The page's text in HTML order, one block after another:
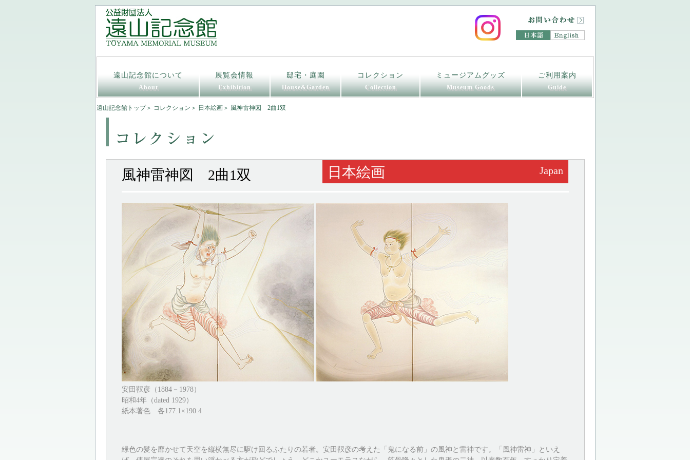
遠山記念館について
About
展覧会情報
Exhibition
邸宅・庭園
House&Garden
コレクション
Collection
ミュージアムグッズ
Museum Goods
ご利用案内
Guide
遠山記念館トップ＞ コレクション ＞ 日本絵画＞ 風神雷神図 2曲1双
風神雷神図 2曲1双 日本絵画 Japan
安田靫彦（1884－1978）
昭和4年（dated 1929）
紙本著色 各177.1×190.4
緑色の髪を靡かせて天空を縦横無尽に駆け回るふたりの若者。安田靫彦の考えた「鬼になる前」の風神と雷神です。「風神雷神」といえ